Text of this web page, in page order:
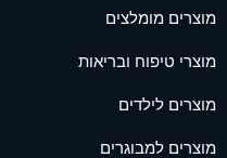
מוצרים מומלצים
מוצרי טיפוח ובריאות
מוצרים לילדים
מוצרים למבוגרים